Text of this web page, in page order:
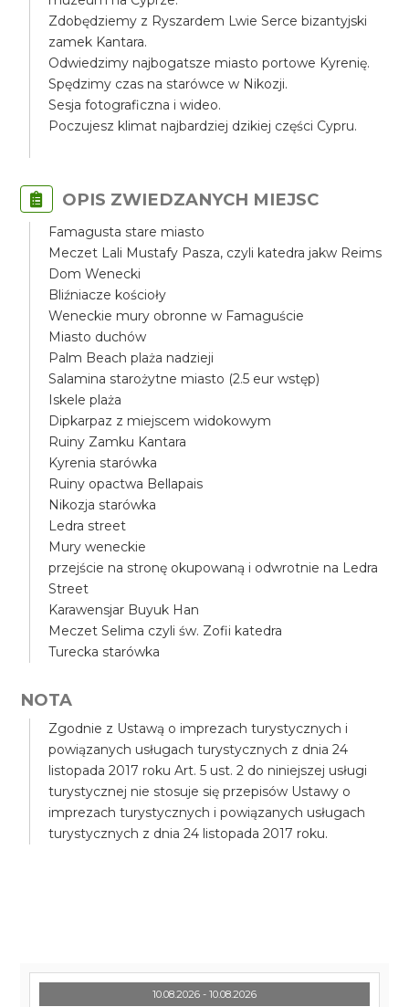
Zdobędziemy z Ryszardem Lwie Serce bizantyjski
zamek Kantara.
Odwiedzimy najbogatsze miasto portowe Kyrenię.
Spędzimy czas na starówce w Nikozji.
Sesja fotograficzna i wideo.
Poczujesz klimat najbardziej dzikiej części Cypru.
OPIS ZWIEDZANYCH MIEJSC
Famagusta stare miasto
Meczet Lali Mustafy Pasza, czyli katedra jakw Reims
Dom Wenecki
Bliźniacze kościoły
Weneckie mury obronne w Famaguście
Miasto duchów
Palm Beach plaża nadzieji
Salamina starożytne miasto (2.5 eur wstęp)
Iskele plaża
Dipkarpaz z miejscem widokowym
Ruiny Zamku Kantara
Kyrenia starówka
Ruiny opactwa Bellapais
Nikozja starówka
Ledra street
Mury weneckie
przejście na stronę okupowaną i odwrotnie na Ledra
Street
Karawensjar Buyuk Han
Meczet Selima czyli św. Zofii katedra
Turecka starówka
NOTA
Zgodnie z Ustawą o imprezach turystycznych i
powiązanych usługach turystycznych z dnia 24
listopada 2017 roku Art. 5 ust. 2 do niniejszej usługi
turystycznej nie stosuje się przepisów Ustawy o
imprezach turystycznych i powiązanych usługach
turystycznych z dnia 24 listopada 2017 roku.
10.08.2026 - 10.08.2026